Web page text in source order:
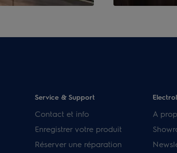
Service & Support
Contact et info
Enregistrer votre produit
Réserver une réparation
A